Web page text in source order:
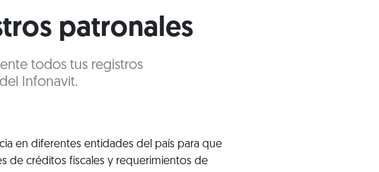
patronales
todos tus registros
Infonavit.
en diferentes entidades del país para que
de créditos fiscales y requerimientos de